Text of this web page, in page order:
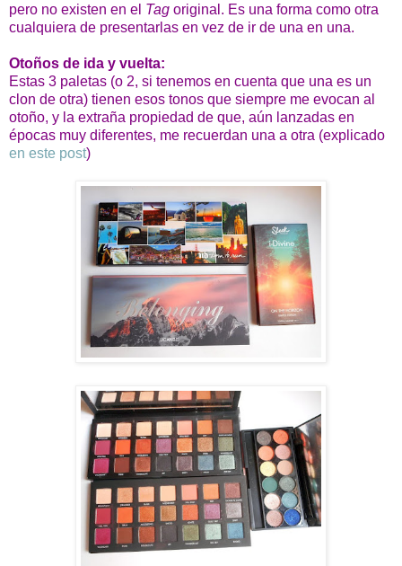
pero no existen en el Tag original. Es una forma como otra
cualquiera de presentarlas en vez de ir de una en una.
Otoños de ida y vuelta:
Estas 3 paletas (o 2, si tenemos en cuenta que una es un
clon de otra) tienen esos tonos que siempre me evocan al
otoño, y la extraña propiedad de que, aún lanzadas en
épocas muy diferentes, me recuerdan una a otra (explicado
en este post)